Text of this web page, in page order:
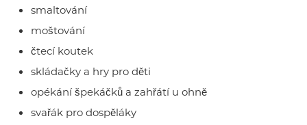
smaltování
moštování
čtecí koutek
skládačky a hry pro děti
opékání špekáčků a zahřátí u ohně
svařák pro dospěláky